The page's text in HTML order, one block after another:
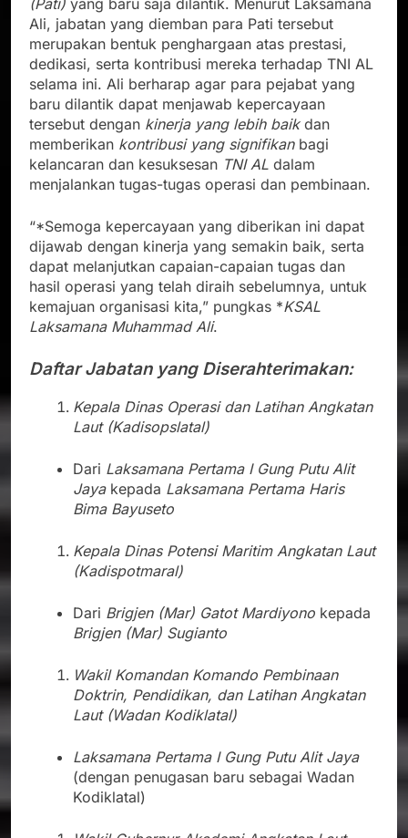
(Pati) yang baru saja dilantik. Menurut Laksamana
Ali, jabatan yang diemban para Pati tersebut
merupakan bentuk penghargaan atas prestasi,
dedikasi, serta kontribusi mereka terhadap TNI AL
selama ini. Ali berharap agar para pejabat yang
baru dilantik dapat menjawab kepercayaan
tersebut dengan kinerja yang lebih baikdan
memberikan kontribusi yang signifikanbagi
kelancaran dan kesuksesan TNI AL dalam
menjalankan tugas-tugas operasi dan pembinaan.
“*Semoga kepercayaan yang diberikan ini dapat
dijawab dengan kinerja yang semakin baik, serta
dapat melanjutkan capaian-capaian tugas dan
hasil operasi yang telah diraih sebelumnya, untuk
kemajuan organisasi kita,” pungkas *KSAL
Laksamana Muhammad Ali.
Daftar Jabatan yang Diserahterimakan:
Kepala Dinas Operasi dan Latihan Angkatan
Laut (Kadisopslatal)
Dari Laksamana Pertama I Gung Putu Alit
Jayakepada Laksamana Pertama Haris
Bima Bayuseto
Kepala Dinas Potensi Maritim Angkatan Laut
(Kadispotmaral)
Dari Brigjen (Mar) Gatot Mardiyono kepada
Brigjen (Mar) Sugianto
Wakil Komandan Komando Pembinaan
Doktrin, Pendidikan, dan Latihan Angkatan
Laut (Wadan Kodiklatal)
Laksamana Pertama I Gung Putu Alit Jaya
(dengan penugasan baru sebagai Wadan
Kodiklatal)